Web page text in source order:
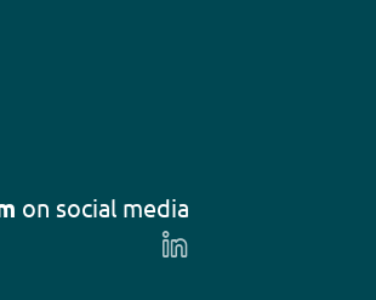
on social media